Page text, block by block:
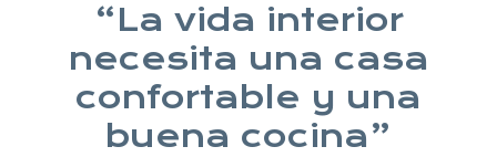
“La vida interior
necesita una casa
confortable y una
buena cocina”